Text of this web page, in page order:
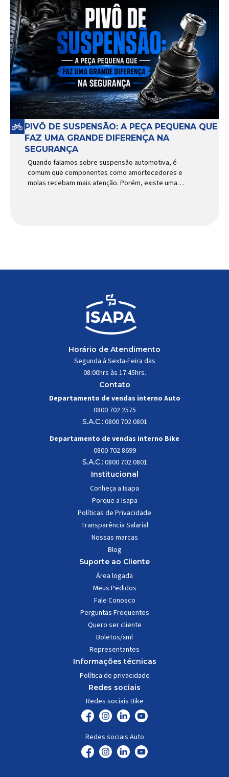
PIVÔ DE SUSPENSÃO: A PEÇA PEQUENA QUE
FAZ UMA GRANDE DIFERENÇA NA
SEGURANÇA
Quando falamos sobre suspensão automotiva, é
comum que componentes como amortecedores e
molas recebam mais atenção. Porém, existe uma
Horário de Atendimento
Segunda à Sexta-Feira das
08:00hrs às 17:45hrs.
Contato
Departamento de vendas interno Auto
0800 702 2575
S.A.C.: 0800 702 0801
Departamento de vendas interno Bike
0800 702 8699
S.A.C.: 0800 702 0801
Institucional
Conheça a Isapa
Porque a Isapa
Políticas de Privacidade
Transparência Salarial
Nossas marcas
Blog
Suporte ao Cliente
Área logada
Meus Pedidos
Fale Conosco
Perguntas Frequentes
Quero ser cliente
Boletos/xml
Representantes
Informações técnicas
Política de privacidade
Redes sociais
Redes sociais Bike
Redes sociais Auto